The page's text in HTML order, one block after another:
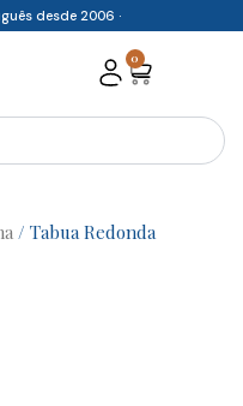
desde 2006 ·
0
Cart
/ Tabua Redonda